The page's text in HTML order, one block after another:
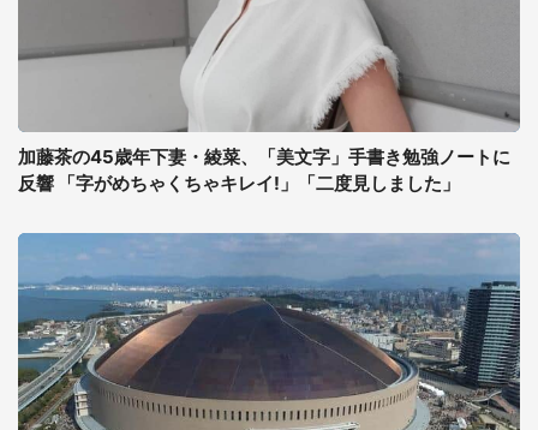
加藤茶の45歳年下妻・綾菜、「美文字」手書き勉強ノートに
反響 「字がめちゃくちゃキレイ!」「二度見しました」